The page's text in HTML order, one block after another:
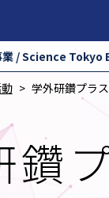
業 / Science Tokyo
学外研鑽プラ
鑽